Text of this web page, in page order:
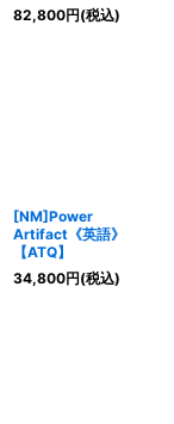
82,800円(税込)
[NM]Power
Artifact《英語》
【ATQ】
34,800円(税込)